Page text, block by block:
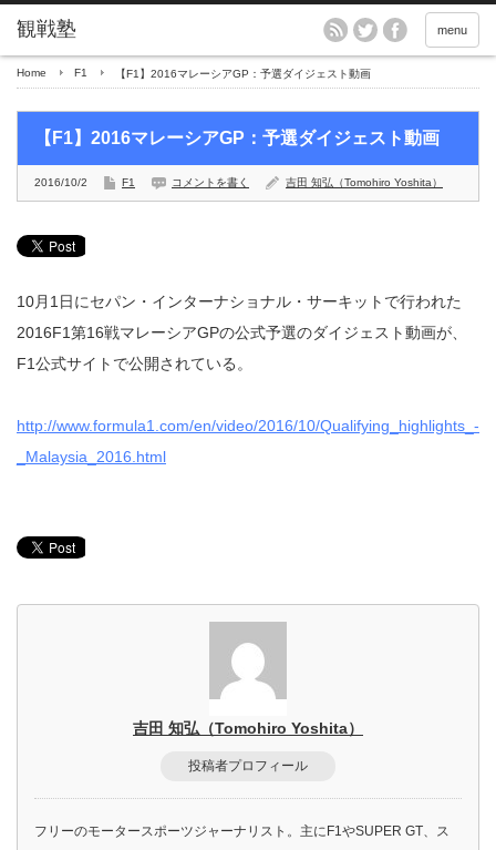
menu
Home F1 【F1】2016マレーシアGP：予選ダイジェスト動画
【F1】2016マレーシアGP：予選ダイジェスト動画
2016/10/2 F1 コメントを書く 吉田 知弘（Tomohiro Yoshita）
10月1日にセパン・インターナショナル・サーキットで行われた
2016F1第16戦マレーシアGPの公式予選のダイジェスト動画が、
F1公式サイトで公開されている。
http://www.formula1.com/en/video/2016/10/Qualifying_highlights_-
_Malaysia_2016.html
吉田 知弘（Tomohiro Yoshita）
投稿者プロフィール
フリーのモータースポーツジャーナリスト。主にF1やSUPER GT、ス